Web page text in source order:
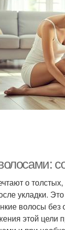
о
укладки.
волосы
этой цели